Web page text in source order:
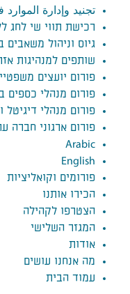
تجنيد وإدارة
רכישת תווי שי לחג
גיוס וניהול
שותפים למנהיגות
פורום יועצים
פורום מנהלי כספים
פורום מנהלי
פורום ארגוני חברה
Arabic
English
פורומים וקואליציות
הכירו אותנו
הצטרפו לקהילה
המגזר השלישי
אודות
מה אנחנו עושים
עמוד הבית